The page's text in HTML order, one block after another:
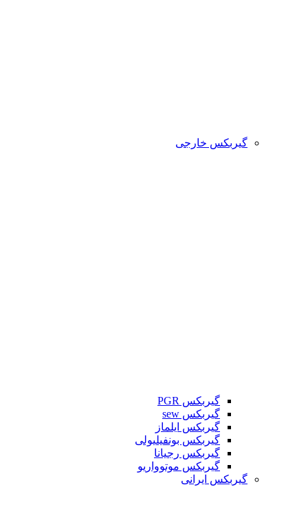
گیربکس خارجی
گیربکس PGR
گیربکس sew
گیربکس ایلماز
گیربکس بونفیلیولی
گیربکس رجیانا
گیربکس موتوواریو
گیربکس ایرانی